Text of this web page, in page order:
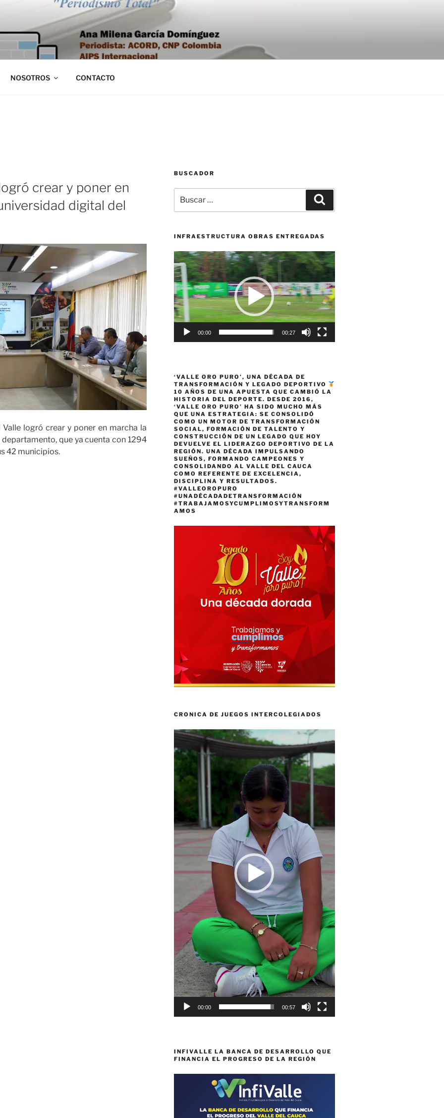
NOSOTROS CONTACTO
crear y poner en
digital del
logró crear y poner en marcha la
que ya cuenta con 1294
42 municipios.
BUSCADOR
por:
INFRAESTRUCTURA OBRAS ENTREGADAS
Reproductor
de
vídeo
00:00 00:27
‘VALLE ORO PURO’, UNA DÉCADA DE
TRANSFORMACIÓN Y LEGADO DEPORTIVO
10 AÑOS DE UNA APUESTA QUE CAMBIÓ LA
HISTORIA DEL DEPORTE. DESDE 2016,
‘VALLE ORO PURO’ HA SIDO MUCHO MÁS
QUE UNA ESTRATEGIA: SE CONSOLIDÓ
COMO UN MOTOR DE TRANSFORMACIÓN
SOCIAL, FORMACIÓN DE TALENTO Y
CONSTRUCCIÓN DE UN LEGADO QUE HOY
DEVUELVE EL LIDERAZGO DEPORTIVO DE LA
REGIÓN. UNA DÉCADA IMPULSANDO
SUEÑOS, FORMANDO CAMPEONES Y
CONSOLIDANDO AL VALLE DEL CAUCA
COMO REFERENTE DE EXCELENCIA,
DISCIPLINA Y RESULTADOS.
#VALLEOROPURO
#UNADÉCADADETRANSFORMACIÓN
#TRABAJAMOSYCUMPLIMOSYTRANSFORM
AMOS
CRONICA DE JUEGOS INTERCOLEGIADOS
Reproductor
vídeo
00:00 00:57
INFIVALLE LA BANCA DE DESARROLLO QUE
FINANCIA EL PROGRESO DE LA REGIÓN